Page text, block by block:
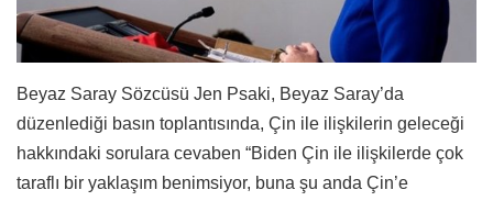
Beyaz Saray Sözcüsü Jen Psaki, Beyaz Saray’da
düzenlediği basın toplantısında, Çin ile ilişkilerin geleceği
hakkındaki sorulara cevaben “Biden Çin ile ilişkilerde çok
taraflı bir yaklaşım benimsiyor, buna şu anda Çin’e